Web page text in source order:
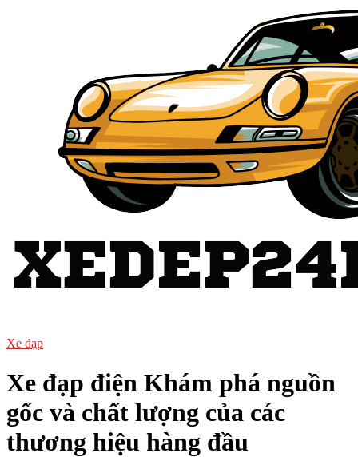
Xe đạp
Xe đạp điện Khám phá nguồn
gốc và chất lượng của các
thương hiệu hàng đầu